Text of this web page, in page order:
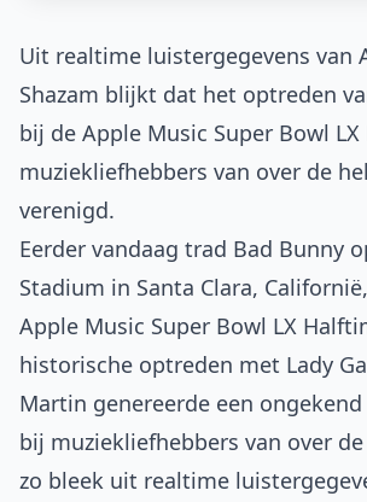
Uit realtime luistergegevens van
Shazam blijkt dat het optreden
bij de Apple Music Super Bowl
muziekliefhebbers van over de
verenigd.
Eerder vandaag trad Bad Bunny
Stadium in Santa Clara,
Apple Music Super Bowl LX
historische optreden met Lady
Martin genereerde een
bij muziekliefhebbers van over
zo bleek uit realtime